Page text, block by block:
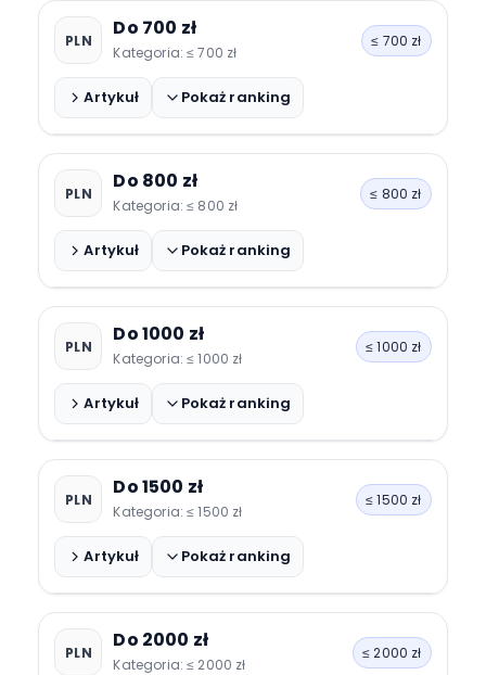
Xiaomi Watch S1 Active (promo)
Samsung Galaxy Fit3
Withings Move
PLN Do 700 zł
Kategoria: ≤ 700 zł
≤ 700 zł
Artykuł Pokaż ranking
Amazfit GTS 2 Mini New
Huawei Watch Fit
PLN Do 800 zł
Kategoria: ≤ 800 zł
≤ 800 zł
Artykuł Pokaż ranking
Amazfit GTR Mini
Garmin Forerunner 45 (promo)
PLN Do 1000 zł
Kategoria: ≤ 1000 zł
≤ 1000 zł
Artykuł Pokaż ranking
Samsung Galaxy Watch4
Huawei Watch GT 3 SE
Polar Unite
PLN Do 1500 zł
Kategoria: ≤ 1500 zł
≤ 1500 zł
Artykuł Pokaż ranking
Garmin Venu Sq 2
Amazfit GTR 4
PLN Do 2000 zł
Kategoria: ≤ 2000 zł
≤ 2000 zł